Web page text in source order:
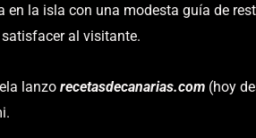
en la isla con una modesta guía de
al visitante.
lanzo recetasdecanarias.com(hoy